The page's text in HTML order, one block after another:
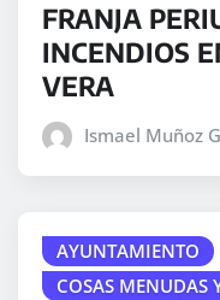
FRANJA
INCENDIOS
VERA
Ismael Muñoz
AYUNTAMIENTO
COSAS MENUDAS